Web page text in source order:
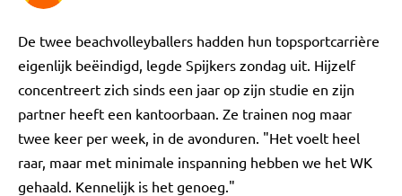
De twee beachvolleyballers hadden hun topsportcarrière
eigenlijk beëindigd, legde Spijkers zondag uit. Hijzelf
concentreert zich sinds een jaar op zijn studie en zijn
partner heeft een kantoorbaan. Ze trainen nog maar
twee keer per week, in de avonduren. "Het voelt heel
raar, maar met minimale inspanning hebben we het WK
gehaald. Kennelijk is het genoeg."